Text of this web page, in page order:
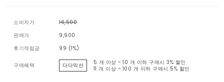
소비자가
16,500
판매가
9,900
후기적립금
99 (1%)
구매혜택 다다익선 5 개 이상 ~ 10 개 이하 구매시 3% 할인
11 개 이상 ~ 100 개 이하 구매시 5% 할인